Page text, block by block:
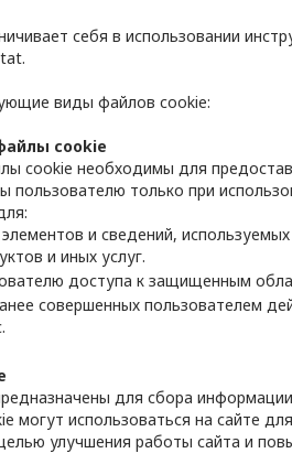
себя в использовании
виды файлов cookie:
cookie
cookie необходимы для
пользователю только при
и сведений,
и иных услуг.
доступа к защищенным
совершенных пользователем
для сбора
могут использоваться на сайте
улучшения работы сайта и